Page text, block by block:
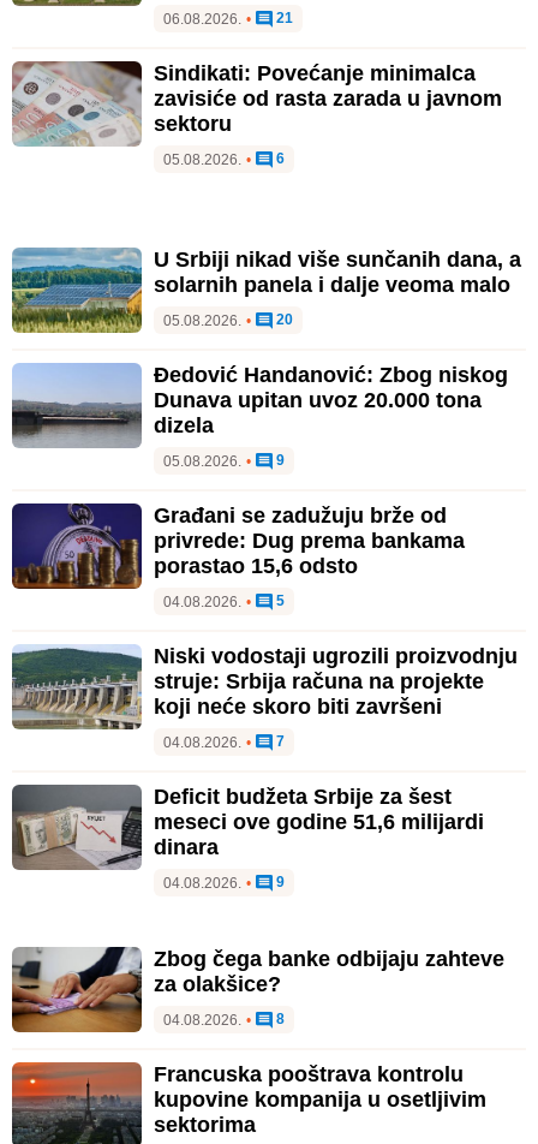
06.08.2026. • 21
Sindikati: Povećanje minimalca
zavisiće od rasta zarada u javnom
sektoru
05.08.2026. • 6
U Srbiji nikad više sunčanih dana, a
solarnih panela i dalje veoma malo
05.08.2026. • 20
Đedović Handanović: Zbog niskog
Dunava upitan uvoz 20.000 tona
dizela
05.08.2026. • 9
Građani se zadužuju brže od
privrede: Dug prema bankama
porastao 15,6 odsto
04.08.2026. • 5
Niski vodostaji ugrozili proizvodnju
struje: Srbija računa na projekte
koji neće skoro biti završeni
04.08.2026. • 7
Deficit budžeta Srbije za šest
meseci ove godine 51,6 milijardi
dinara
04.08.2026. • 9
Zbog čega banke odbijaju zahteve
za olakšice?
04.08.2026. • 8
Francuska pooštrava kontrolu
kupovine kompanija u osetljivim
sektorima